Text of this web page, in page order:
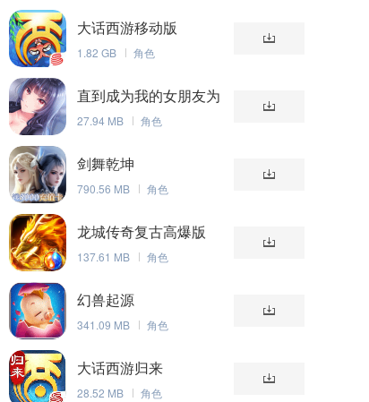
大话西游移动版
1.82 GB 角色
直到成为我的女朋友为
止（附礼包码）
27.94 MB 角色
剑舞乾坤
790.56 MB 角色
龙城传奇复古高爆版
137.61 MB 角色
幻兽起源
341.09 MB 角色
大话西游归来
28.52 MB 角色